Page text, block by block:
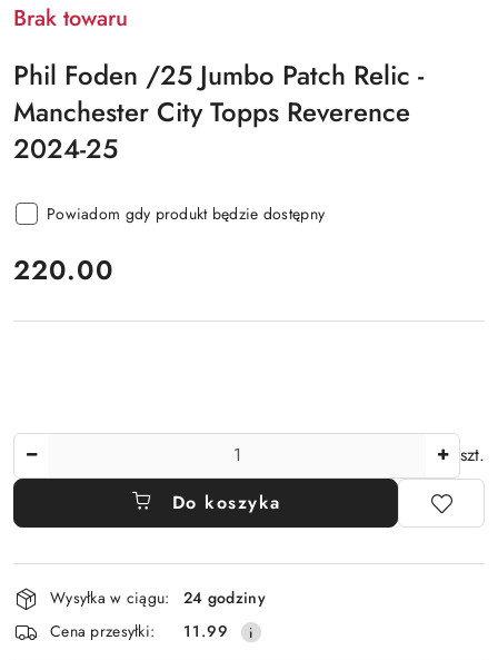
Brak towaru
Phil Foden /25 Jumbo Patch Relic -
Manchester City Topps Reverence
2024-25
Powiadom gdy produkt będzie dostępny
cena:
220.00
szt.
Do koszyka
Dostępność
i
dostawa
Wysyłka w ciągu:
24 godziny
Cena przesyłki:
11.99